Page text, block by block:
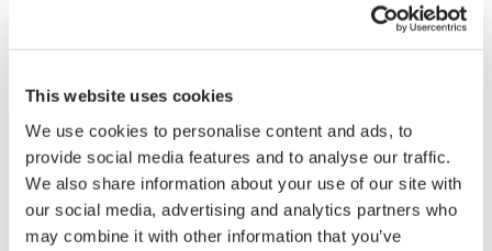
This website uses cookies
We use cookies to personalise content and ads, to
provide social media features and to analyse our traffic.
We also share information about your use of our site with
our social media, advertising and analytics partners who
may combine it with other information that you’ve
Återbetalningstid och nettonuvärde.
Återbetalningstid
är ofta den siffra som ledningen först letar efter.
Nettonuvärde över en treårig eller femårig horisont ger
en mer rättvisande bild. Använd företagets normala
kalkylränta.